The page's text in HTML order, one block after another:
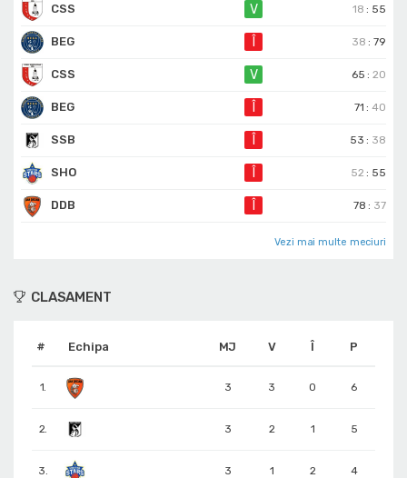
CSS V 18 : 55
BEG 38 :79
CSS V 65 :20
BEG 71 :40
SSB 53 : 38
SHO 52 : 55
DDB 78 : 37
Vezi mai multe meciuri
CLASAMENT
# Echipa MJ V Î P
1. 3 3 0 6
2. 3 2 1 5
3. 3 1 2 4